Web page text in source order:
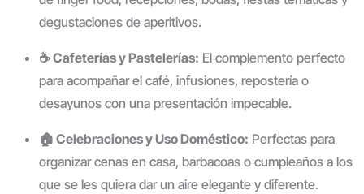
degustaciones de aperitivos.
☕ Cafeterías y Pastelerías: El complemento perfecto
para acompañar el café, infusiones, repostería o
desayunos con una presentación impecable.
🏠 Celebraciones y Uso Doméstico: Perfectas para
organizar cenas en casa, barbacoas o cumpleaños a los
que se les quiera dar un aire elegante y diferente.